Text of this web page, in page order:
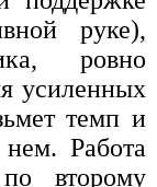
руке),
ровно
усиленных
темп и
Работа
второму